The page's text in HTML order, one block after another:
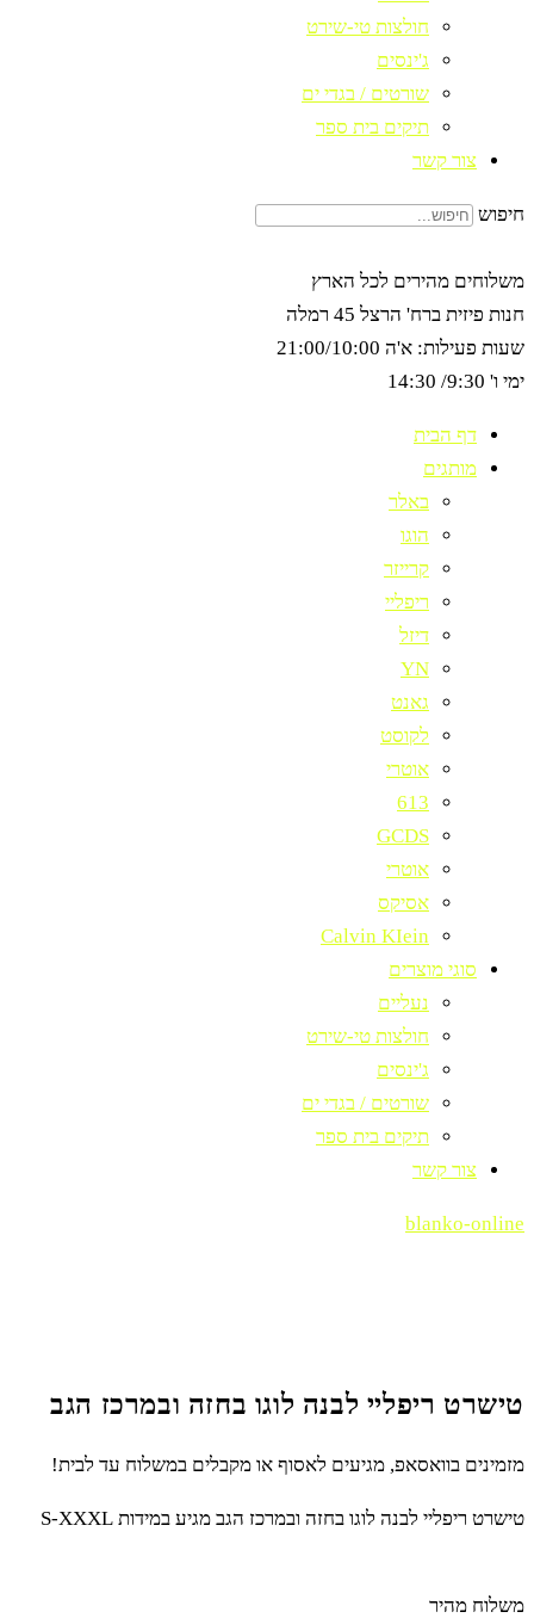
חולצות טי-שירט
ג'ינסים
שורטים / בגדי ים
תיקים בית ספר
צור קשר
חיפוש
משלוחים מהירים לכל הארץ
חנות פיזית ברח' הרצל 45 רמלה
שעות פעילות: א'ה 21:00/10:00
ימי ו' 9:30/ 14:30
דף הבית
מותגים
באלר
הוגו
קרייזר
ריפליי
דיזל
YN
גאנט
לקוסט
אוטרי
613
GCDS
אוטרי
אסיקס
Calvin KIein
סוגי מוצרים
נעליים
חולצות טי-שירט
ג'ינסים
שורטים / בגדי ים
תיקים בית ספר
צור קשר
blanko-online
טישרט ריפליי לבנה לוגו בחזה ובמרכז הגב
מזמינים בוואסאפ, מגיעים לאסוף או מקבלים במשלוח עד לבית!
טישרט ריפליי לבנה לוגו בחזה ובמרכז הגב מגיע במידות S-XXXL
משלוח מהיר